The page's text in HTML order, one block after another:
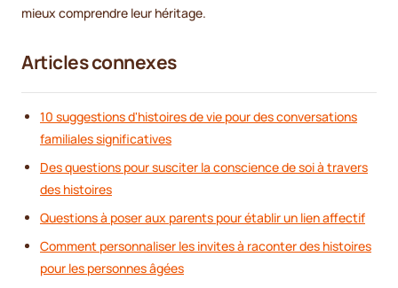
mieux comprendre leur héritage.
Articles connexes
10 suggestions d'histoires de vie pour des conversations
familiales significatives
Des questions pour susciter la conscience de soi à travers
des histoires
Questions à poser aux parents pour établir un lien affectif
Comment personnaliser les invites à raconter des histoires
pour les personnes âgées